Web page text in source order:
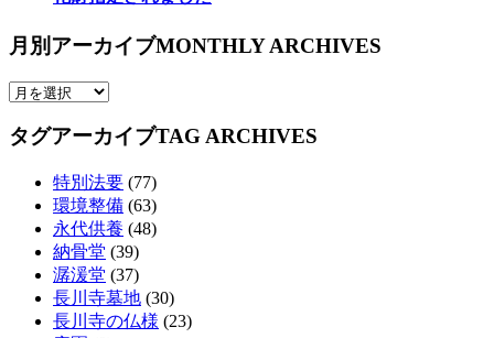
月別アーカイブMONTHLY ARCHIVES
タグアーカイブTAG ARCHIVES
特別法要 (77)
環境整備 (63)
永代供養 (48)
納骨堂 (39)
潺湲堂 (37)
長川寺墓地 (30)
長川寺の仏様 (23)